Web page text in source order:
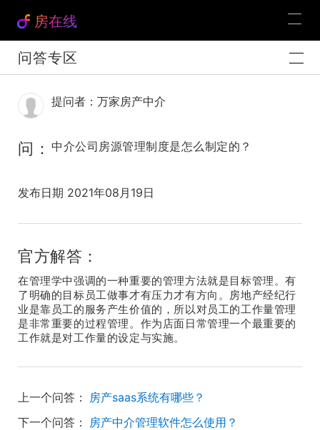
房在线
问答专区
提问者：万家房产中介
问： 中介公司房源管理制度是怎么制定的？
发布日期 2021年08月19日
官方解答：
在管理学中强调的一种重要的管理方法就是目标管理。有
了明确的目标员工做事才有压力才有方向。房地产经纪行
业是靠员工的服务产生价值的，所以对员工的工作量管理
是非常重要的过程管理。作为店面日常管理一个最重要的
工作就是对工作量的设定与实施。
上一个问答： 房产saas系统有哪些？
下一个问答： 房产中介管理软件怎么使用？